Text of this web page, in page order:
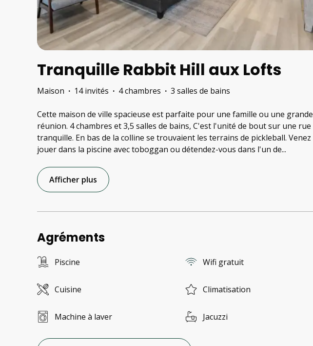
Tranquille Rabbit Hill aux Lofts
Maison · 14 invités · 4 chambres · 3 salles de bains
Cette maison de ville spacieuse est parfaite pour une famille ou une grande
réunion. 4 chambres et 3,5 salles de bains, C'est l'unité de bout sur une rue
tranquille. En bas de la colline se trouvaient les terrains de pickleball. Venez
jouer dans la piscine avec toboggan ou détendez-vous dans l'un de...
Afficher plus
Agréments
Piscine Wifi gratuit
Cuisine Climatisation
Machine à laver Jacuzzi